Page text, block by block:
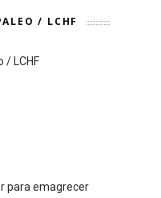
/ LCHF
/ LCHF
para emagrecer